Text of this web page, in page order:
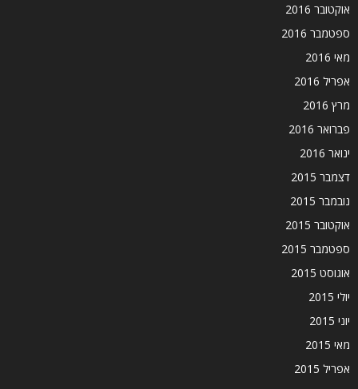
אוקטובר 2016
ספטמבר 2016
מאי 2016
אפריל 2016
מרץ 2016
פברואר 2016
ינואר 2016
דצמבר 2015
נובמבר 2015
אוקטובר 2015
ספטמבר 2015
אוגוסט 2015
יולי 2015
יוני 2015
מאי 2015
אפריל 2015